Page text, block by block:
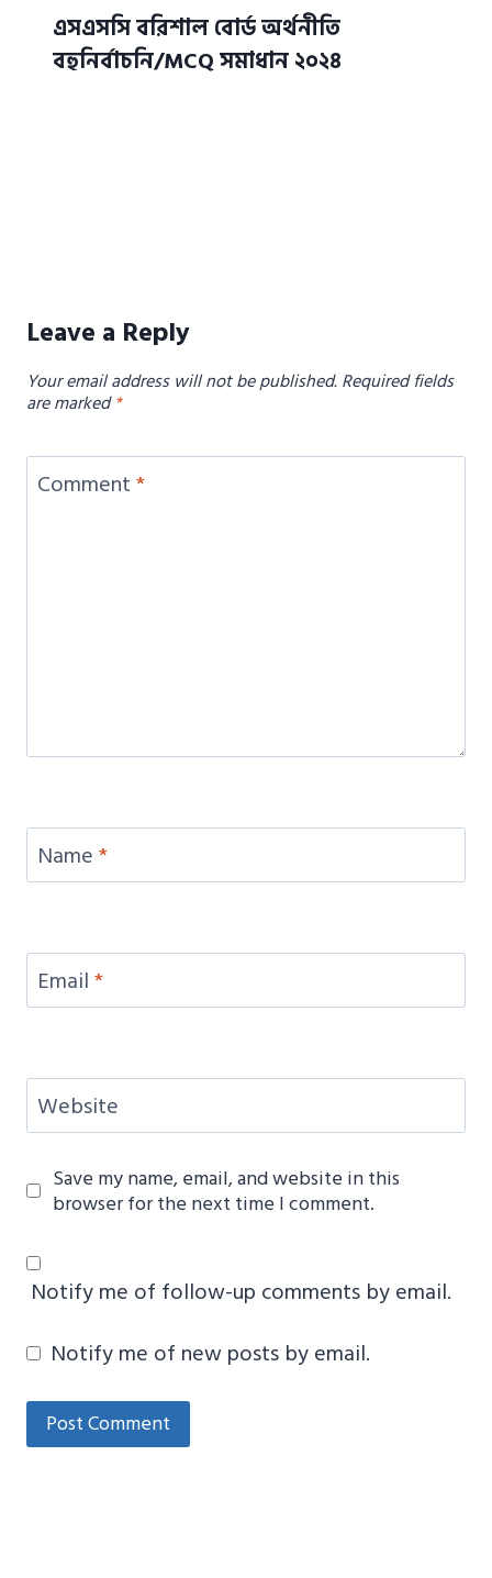
এসএসসি বরিশাল বোর্ড অর্থনীতি
বহুনির্বাচনি/MCQ সমাধান ২০২৪
Leave a Reply
Your email address will not be published.Required fields
are marked*
Comment*
Name*
Email*
Website
Save my name, email, and website in this
browser for the next time I comment.
Notify me of follow-up comments by email.
Notify me of new posts by email.